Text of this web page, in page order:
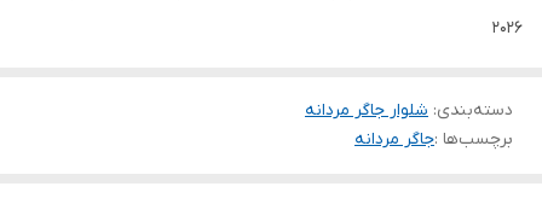
2026
دسته‌بندی: شلوار جاگر مردانه
برچسب‌ها :جاگر مردانه